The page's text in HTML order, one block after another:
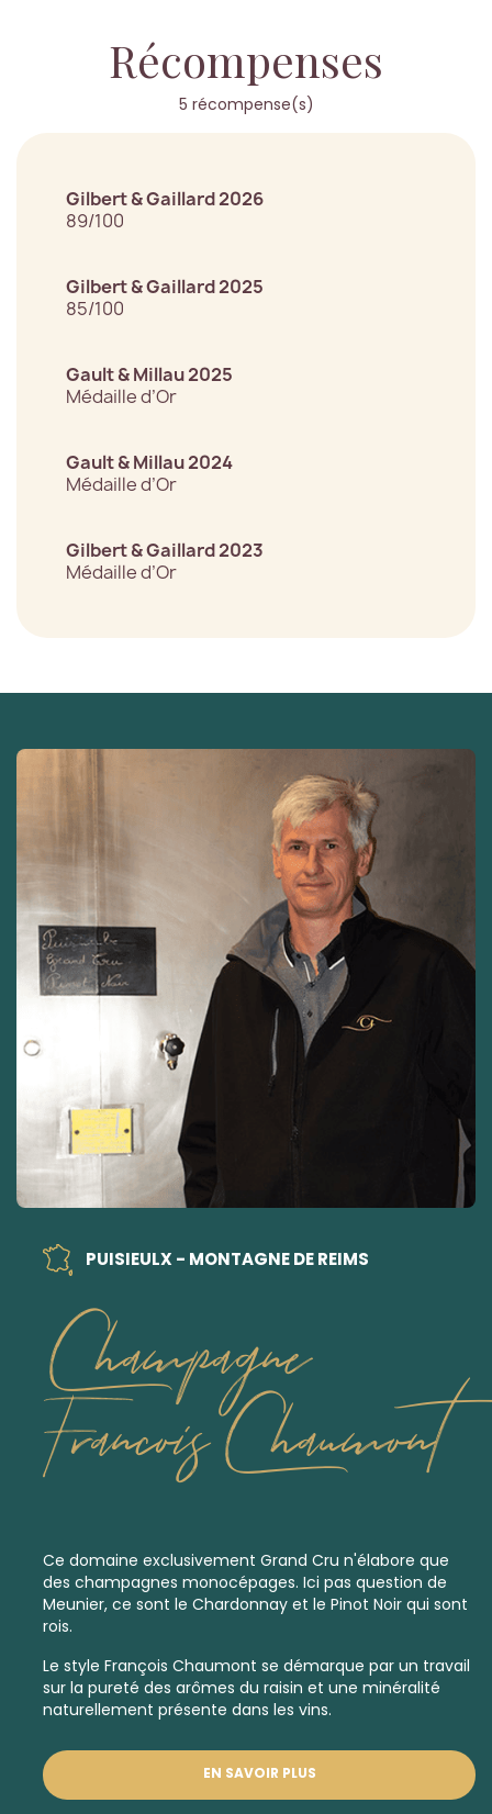
Récompenses
5 récompense(s)
Gilbert & Gaillard 2026
89/100
Gilbert & Gaillard 2025
85/100
Gault & Millau 2025
Médaille d’Or
Gault & Millau 2024
Médaille d’Or
Gilbert & Gaillard 2023
Médaille d’Or
PUISIEULX - MONTAGNE DE REIMS
Champagne
Francois Chaumont
Ce domaine exclusivement Grand Cru n'élabore que
des champagnes monocépages. Ici pas question de
Meunier, ce sont le Chardonnay et le Pinot Noir qui sont
rois.
Le style François Chaumont se démarque par un travail
sur la pureté des arômes du raisin et une minéralité
naturellement présente dans les vins.
EN SAVOIR PLUS